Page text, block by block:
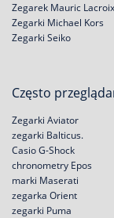
Zegarek Mauric Lacroix
Zegarki Michael Kors
Zegarki Seiko
Często
Zegarki Aviator
zegarki Balticus.
Casio G-Shock
chronometry Epos
marki Maserati
zegarka Orient
zegarki Puma